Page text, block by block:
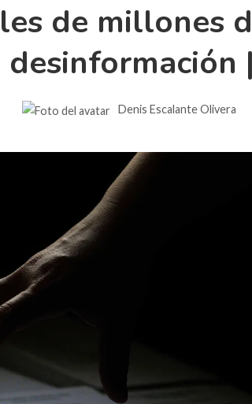
de millones
Denis Escalante Olivera